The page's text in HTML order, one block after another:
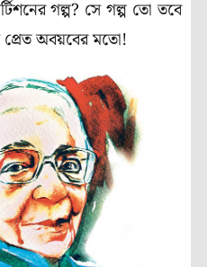
গল্প? সে গল্প তো তবে
প্রেত অবয়বের মতো!